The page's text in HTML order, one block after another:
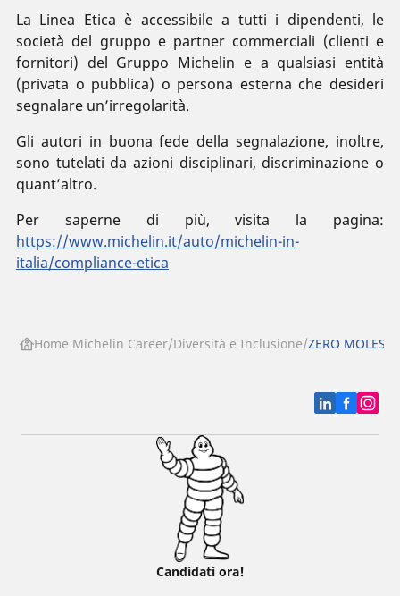
La Linea Etica​​​​​​​ è accessibile a tutti i dipendenti, le
società del gruppo e partner commerciali (clienti e
fornitori) del Gruppo Michelin e a qualsiasi entità
(privata o pubblica) o persona esterna che desideri
segnalare un’irregolarità.
Gli autori in buona fede della segnalazione, inoltre,
sono tutelati da azioni disciplinari, discriminazione o
quant’altro.
Per saperne di più, visita la pagina:
https://www.michelin.it/auto/michelin-in-
italia/compliance-etica
Home Michelin Career Diversità e Inclusione ZERO
Candidati ora!